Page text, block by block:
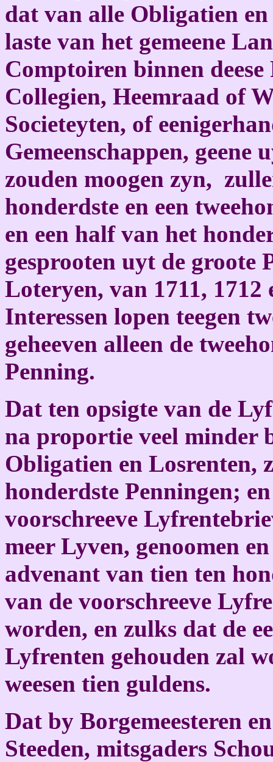
dat van alle Obligatien
laste van het gemeene
Comptoiren binnen deese
Collegien, Heemraad of
Societeyten, of
Gemeenschappen, geene
zouden moogen zyn,
honderdste en een
en een half van het
gesprooten uyt de groote
Loteryen, van 1711, 1712
Interessen lopen teegen
geheeven alleen de
Penning.
Dat ten opsigte van de
na proportie veel minder
Obligatien en Losrenten,
honderdste Penningen;
voorschreeve
meer Lyven, genoomen
advenant van tien ten
van de voorschreeve
worden, en zulks dat de
Lyfrenten gehouden zal
weesen tien guldens.
Dat by Borgemeesteren
Steeden, mitsgaders